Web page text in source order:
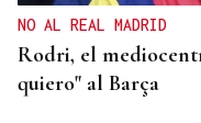
NO AL REAL MADRID
Rodri, el
quiero" al Barça